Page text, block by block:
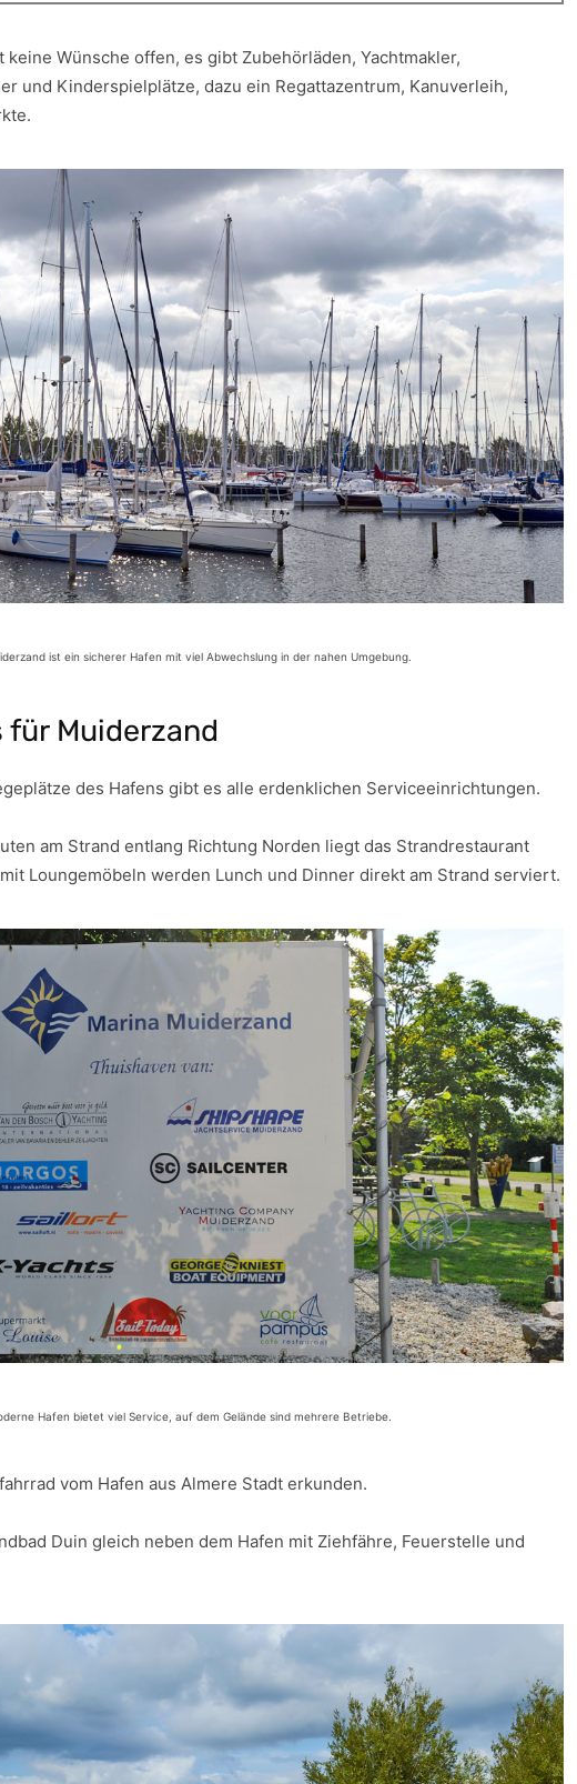
keine Wünsche offen, es gibt Zubehörläden, Yachtmakler,
und Kinderspielplätze, dazu ein Regattazentrum, Kanuverleih,
ist ein sicherer Hafen mit viel Abwechslung in der nahen Umgebung.
für Muiderzand
des Hafens gibt es alle erdenklichen Serviceeinrichtungen.
am Strand entlang Richtung Norden liegt das Strandrestaurant
Loungemöbeln werden Lunch und Dinner direkt am Strand serviert.
Hafen bietet viel Service, auf dem Gelände sind mehrere Betriebe.
vom Hafen aus Almere Stadt erkunden.
Duin gleich neben dem Hafen mit Ziehfähre, Feuerstelle und